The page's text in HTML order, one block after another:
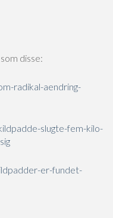
disse:
radikal-aendring-
slugte-fem-kilo-
er-fundet-